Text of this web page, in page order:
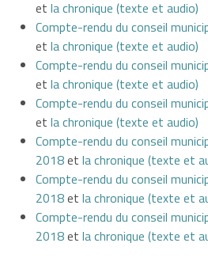
et la chronique (texte et audio)
Compte-rendu du conseil
et la chronique (texte et audio)
Compte-rendu du conseil
et la chronique (texte et audio)
Compte-rendu du conseil
et la chronique (texte et audio)
Compte-rendu du conseil
2018et la chronique (texte et
Compte-rendu du conseil
2018et la chronique (texte et
Compte-rendu du conseil
2018et la chronique (texte et